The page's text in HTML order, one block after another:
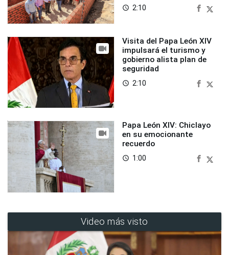
access_time 2:10
Visita del Papa León XIV
impulsará el turismo y
gobierno alista plan de
seguridad
access_time 2:10
Papa León XIV: Chiclayo
en su emocionante
recuerdo
access_time 1:00
Video más visto